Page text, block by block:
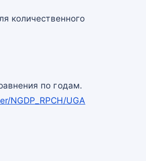
количественного
по годам.
NGDP_RPCH/UGA